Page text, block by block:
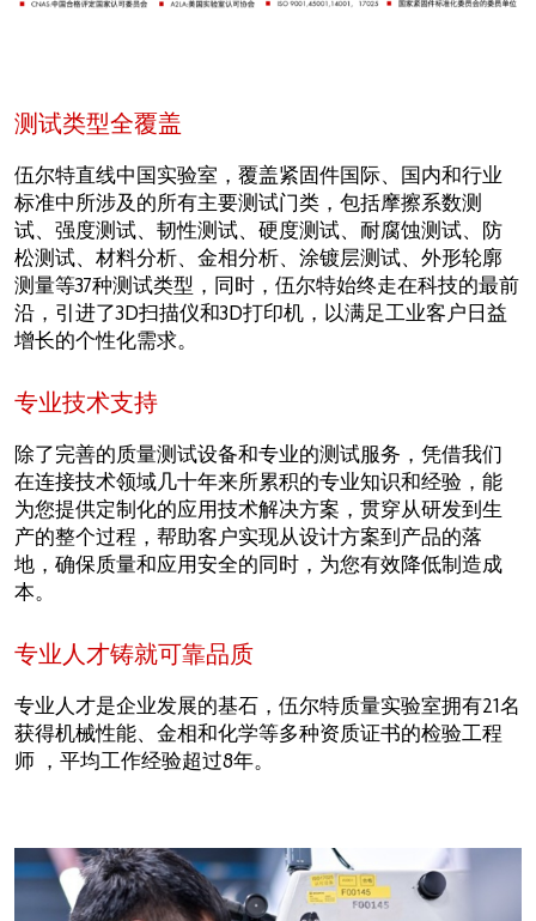
测试类型全覆盖
伍尔特直线中国实验室，覆盖紧固件国际、国内和行业
标准中所涉及的所有主要测试门类，包括摩擦系数测
试、强度测试、韧性测试、硬度测试、耐腐蚀测试、防
松测试、材料分析、金相分析、涂镀层测试、外形轮廓
测量等37种测试类型，同时，伍尔特始终走在科技的最前
沿，引进了3D扫描仪和3D打印机，以满足工业客户日益
增长的个性化需求。
专业技术支持
除了完善的质量测试设备和专业的测试服务，凭借我们
在连接技术领域几十年来所累积的专业知识和经验，能
为您提供定制化的应用技术解决方案，贯穿从研发到生
产的整个过程，帮助客户实现从设计方案到产品的落
地，确保质量和应用安全的同时，为您有效降低制造成
本。
专业人才铸就可靠品质
专业人才是企业发展的基石，伍尔特质量实验室拥有21名
获得机械性能、金相和化学等多种资质证书的检验工程
师 ，平均工作经验超过8年。